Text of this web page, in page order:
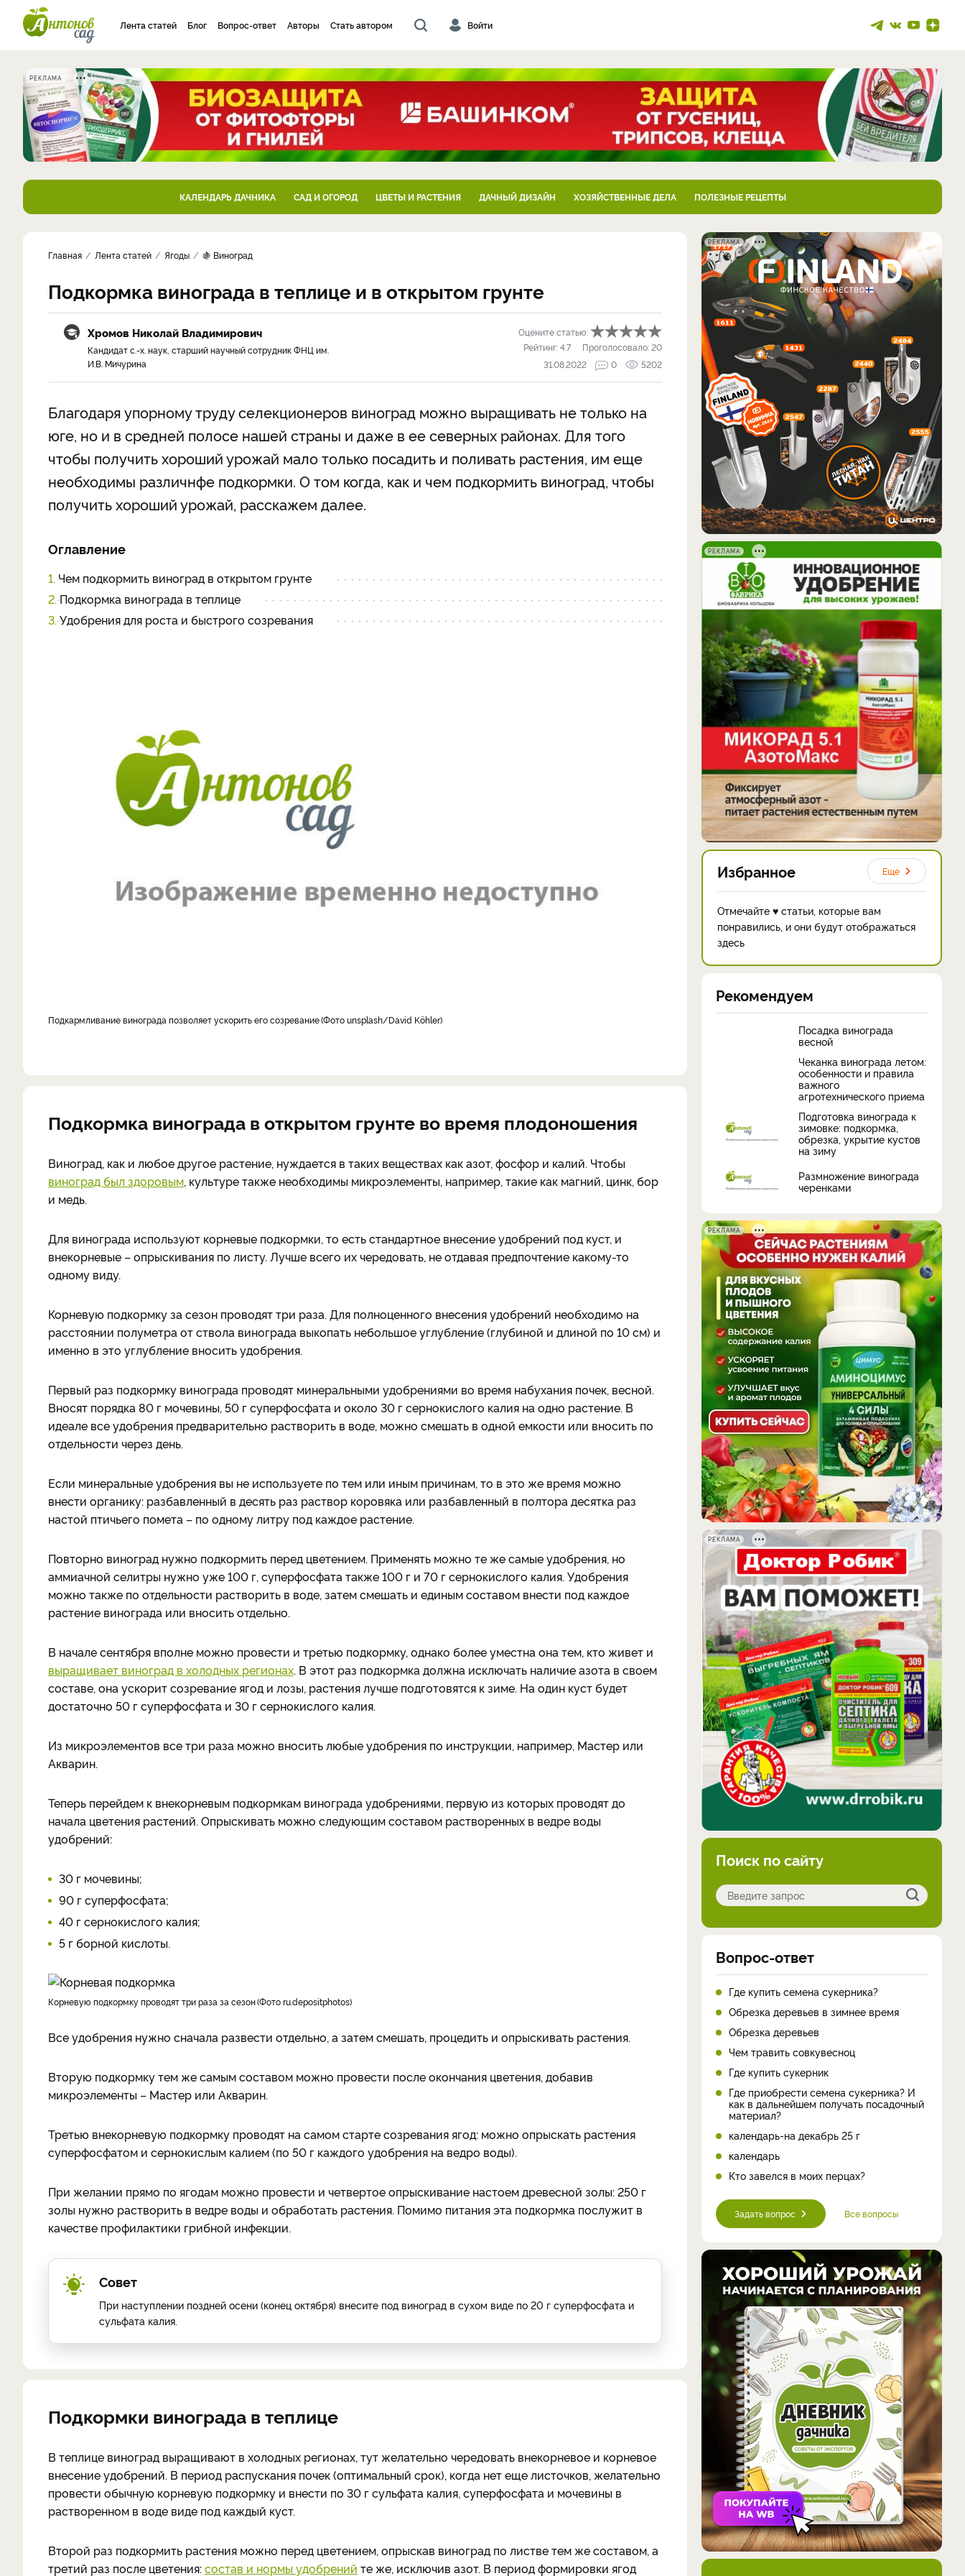
Лента статей Блог Вопрос-ответ Авторы Стать автором Войти
РЕКЛАМА
КАЛЕНДАРЬ ДАЧНИКА САД И ОГОРОД ЦВЕТЫ И РАСТЕНИЯ ДАЧНЫЙ ДИЗАЙН ХОЗЯЙСТВЕННЫЕ ДЕЛА ПОЛЕЗНЫЕ РЕЦЕПТЫ
Главная Лента статей Ягоды 🍇 Виноград
Подкормка винограда в теплице и в открытом грунте
Хромов Николай Владимирович
Кандидат с.-х. наук, старший научный сотрудник ФНЦ им.
И.В. Мичурина
Оцените статью:
Рейтинг:4.7 Проголосовало:20
31.08.2022
0 5202
Благодаря упорному труду селекционеров виноград можно выращивать не только на
юге, но и в средней полосе нашей страны и даже в ее северных районах. Для того
чтобы получить хороший урожай мало только посадить и поливать растения, им еще
необходимы различнфе подкормки. О том когда, как и чем подкормить виноград, чтобы
получить хороший урожай, расскажем далее.
Оглавление
1. Чем подкормить виноград в открытом грунте
2. Подкормка винограда в теплице
3. Удобрения для роста и быстрого созревания
подкармливание винограда позволяет ускорить его созревание Фото unsplash/David Köhler
Подкормка винограда в открытом грунте во время плодоношения
Виноград, как и любое другое растение, нуждается в таких веществах как азот, фосфор и калий. Чтобы
виноград был здоровым, культуре также необходимы микроэлементы, например, такие как магний, цинк, бор
и медь.
Для винограда используют корневые подкормки, то есть стандартное внесение удобрений под куст, и
внекорневые – опрыскивания по листу. Лучше всего их чередовать, не отдавая предпочтение какому-то
одному виду.
Корневую подкормку за сезон проводят три раза. Для полноценного внесения удобрений необходимо на
расстоянии полуметра от ствола винограда выкопать небольшое углубление (глубиной и длиной по 10 см) и
именно в это углубление вносить удобрения.
Первый раз подкормку винограда проводят минеральными удобрениями во время набухания почек, весной.
Вносят порядка 80 г мочевины, 50 г суперфосфата и около 30 г сернокислого калия на одно растение. В
идеале все удобрения предварительно растворить в воде, можно смешать в одной емкости или вносить по
отдельности через день.
Если минеральные удобрения вы не используете по тем или иным причинам, то в это же время можно
внести органику: разбавленный в десять раз раствор коровяка или разбавленный в полтора десятка раз
настой птичьего помета – по одному литру под каждое растение.
Повторно виноград нужно подкормить перед цветением. Применять можно те же самые удобрения, но
аммиачной селитры нужно уже 100 г, суперфосфата также 100 г и 70 г сернокислого калия. Удобрения
можно также по отдельности растворить в воде, затем смешать и единым составом внести под каждое
растение винограда или вносить отдельно.
В начале сентября вполне можно провести и третью подкормку, однако более уместна она тем, кто живет и
выращивает виноград в холодных регионах. В этот раз подкормка должна исключать наличие азота в своем
составе, она ускорит созревание ягод и лозы, растения лучше подготовятся к зиме. На один куст будет
достаточно 50 г суперфосфата и 30 г сернокислого калия.
Из микроэлементов все три раза можно вносить любые удобрения по инструкции, например, Мастер или
Акварин.
Теперь перейдем к внекорневым подкормкам винограда удобрениями, первую из которых проводят до
начала цветения растений. Опрыскивать можно следующим составом растворенных в ведре воды
удобрений:
30 г мочевины;
90 г суперфосфата;
40 г сернокислого калия;
5 г борной кислоты.
корневую подкормку проводят три раза за сезон Фото ru.depositphotos
Все удобрения нужно сначала развести отдельно, а затем смешать, процедить и опрыскивать растения.
Вторую подкормку тем же самым составом можно провести после окончания цветения, добавив
микроэлементы – Мастер или Акварин.
Третью внекорневую подкормку проводят на самом старте созревания ягод: можно опрыскать растения
суперфосфатом и сернокислым калием (по 50 г каждого удобрения на ведро воды).
При желании прямо по ягодам можно провести и четвертое опрыскивание настоем древесной золы: 250 г
золы нужно растворить в ведре воды и обработать растения. Помимо питания эта подкормка послужит в
качестве профилактики грибной инфекции.
Совет
При наступлении поздней осени (конец октября) внесите под виноград в сухом виде по 20 г суперфосфата и
сульфата калия.
Подкормки винограда в теплице
В теплице виноград выращивают в холодных регионах, тут желательно чередовать внекорневое и корневое
внесение удобрений. В период распускания почек (оптимальный срок), когда нет еще листочков, желательно
провести обычную корневую подкормку и внести по 30 г сульфата калия, суперфосфата и мочевины в
растворенном в воде виде под каждый куст.
Второй раз подкормить растения можно перед цветением, опрыскав виноград по листве тем же составом, а
третий раз после цветения:состав и нормы удобрений те же, исключив азот. В период формировки ягод
РЕКЛАМА
РЕКЛАМА
Избранное Еще
Отмечайте ♥ статьи, которые вам
понравились, и они будут отображаться
здесь
Рекомендуем
Посадка винограда
весной
Чеканка винограда летом:
особенности и правила
важного
агротехнического приема
Подготовка винограда к
зимовке: подкормка,
обрезка, укрытие кустов
на зиму
​Размножение винограда
черенками
РЕКЛАМА
РЕКЛАМА
Поиск по сайту
Вопрос-ответ
Где купить семена сукерника?
Обрезка деревьев в зимнее время
Обрезка деревьев
Чем травить совкувесноц
Где купить сукерник
Где приобрести семена сукерника? И
как в дальнейшем получать посадочный
материал?
календарь-на декабрь 25 г
календарь
Кто завелся в моих перцах?
Задать вопрос Все вопросы